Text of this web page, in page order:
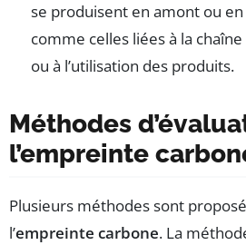
se produisent en amont ou en
comme celles liées à la
ou à l’utilisation des produits.
Méthodes
l’empreinte
Plusieurs méthodes sont
l’empreinte carbone. La